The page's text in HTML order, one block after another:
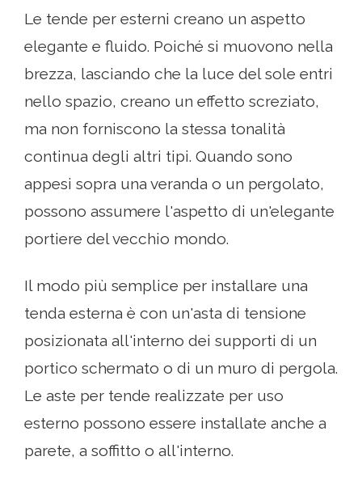
Le tende per esterni creano un aspetto
elegante e fluido. Poiché si muovono nella
brezza, lasciando che la luce del sole entri
nello spazio, creano un effetto screziato,
ma non forniscono la stessa tonalità
continua degli altri tipi. Quando sono
appesi sopra una veranda o un pergolato,
possono assumere l'aspetto di un'elegante
portiere del vecchio mondo.
Il modo più semplice per installare una
tenda esterna è con un'asta di tensione
posizionata all'interno dei supporti di un
portico schermato o di un muro di pergola.
Le aste per tende realizzate per uso
esterno possono essere installate anche a
parete, a soffitto o all'interno.